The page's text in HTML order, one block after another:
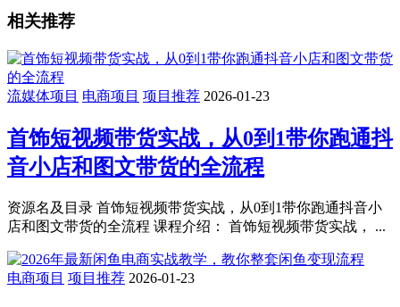
相关推荐
流媒体项目 电商项目 项目推荐 2026-01-23
首饰短视频带货实战，从0到1带你跑通抖
音小店和图文带货的全流程
资源名及目录 首饰短视频带货实战，从0到1带你跑通抖音小
店和图文带货的全流程 课程介绍： 首饰短视频带货实战， ...
电商项目 项目推荐 2026-01-23